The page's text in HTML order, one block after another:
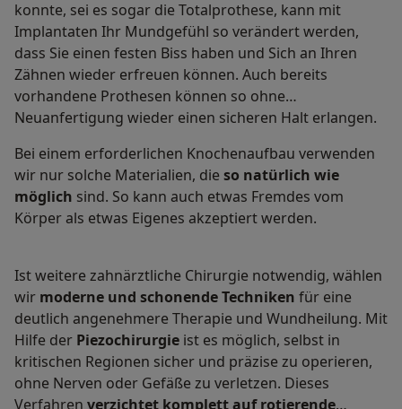
konnte, sei es sogar die Totalprothese, kann mit
Implantaten Ihr Mundgefühl so verändert werden,
dass Sie einen festen Biss haben und Sich an Ihren
Zähnen wieder erfreuen können. Auch bereits
vorhandene Prothesen können so ohne
Neuanfertigung wieder einen sicheren Halt erlangen.
Bei einem erforderlichen Knochenaufbau verwenden
wir nur solche Materialien, die so natürlich wie
möglich sind. So kann auch etwas Fremdes vom
Körper als etwas Eigenes akzeptiert werden.
Ist weitere zahnärztliche Chirurgie notwendig, wählen
wir moderne und schonende Techniken für eine
deutlich angenehmere Therapie und Wundheilung. Mit
Hilfe der Piezochirurgie ist es möglich, selbst in
kritischen Regionen sicher und präzise zu operieren,
ohne Nerven oder Gefäße zu verletzen. Dieses
Verfahren verzichtet komplett auf rotierende